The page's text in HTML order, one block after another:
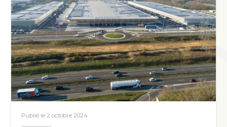
Publié le 2 octobre 2024